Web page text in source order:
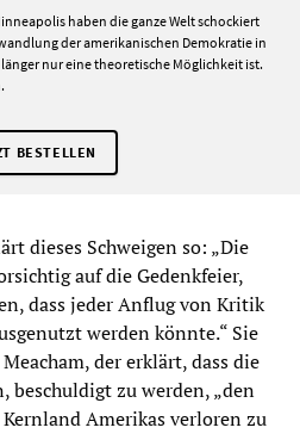
haben die ganze Welt schockiert
der amerikanischen Demokratie in
nur eine theoretische Möglichkeit ist.
BESTELLEN
dieses Schweigen so: „Die
auf die Gedenkfeier,
dass jeder Anflug von Kritik
werden könnte.“ Sie
der erklärt, dass die
beschuldigt zu werden, „den
Amerikas verloren zu